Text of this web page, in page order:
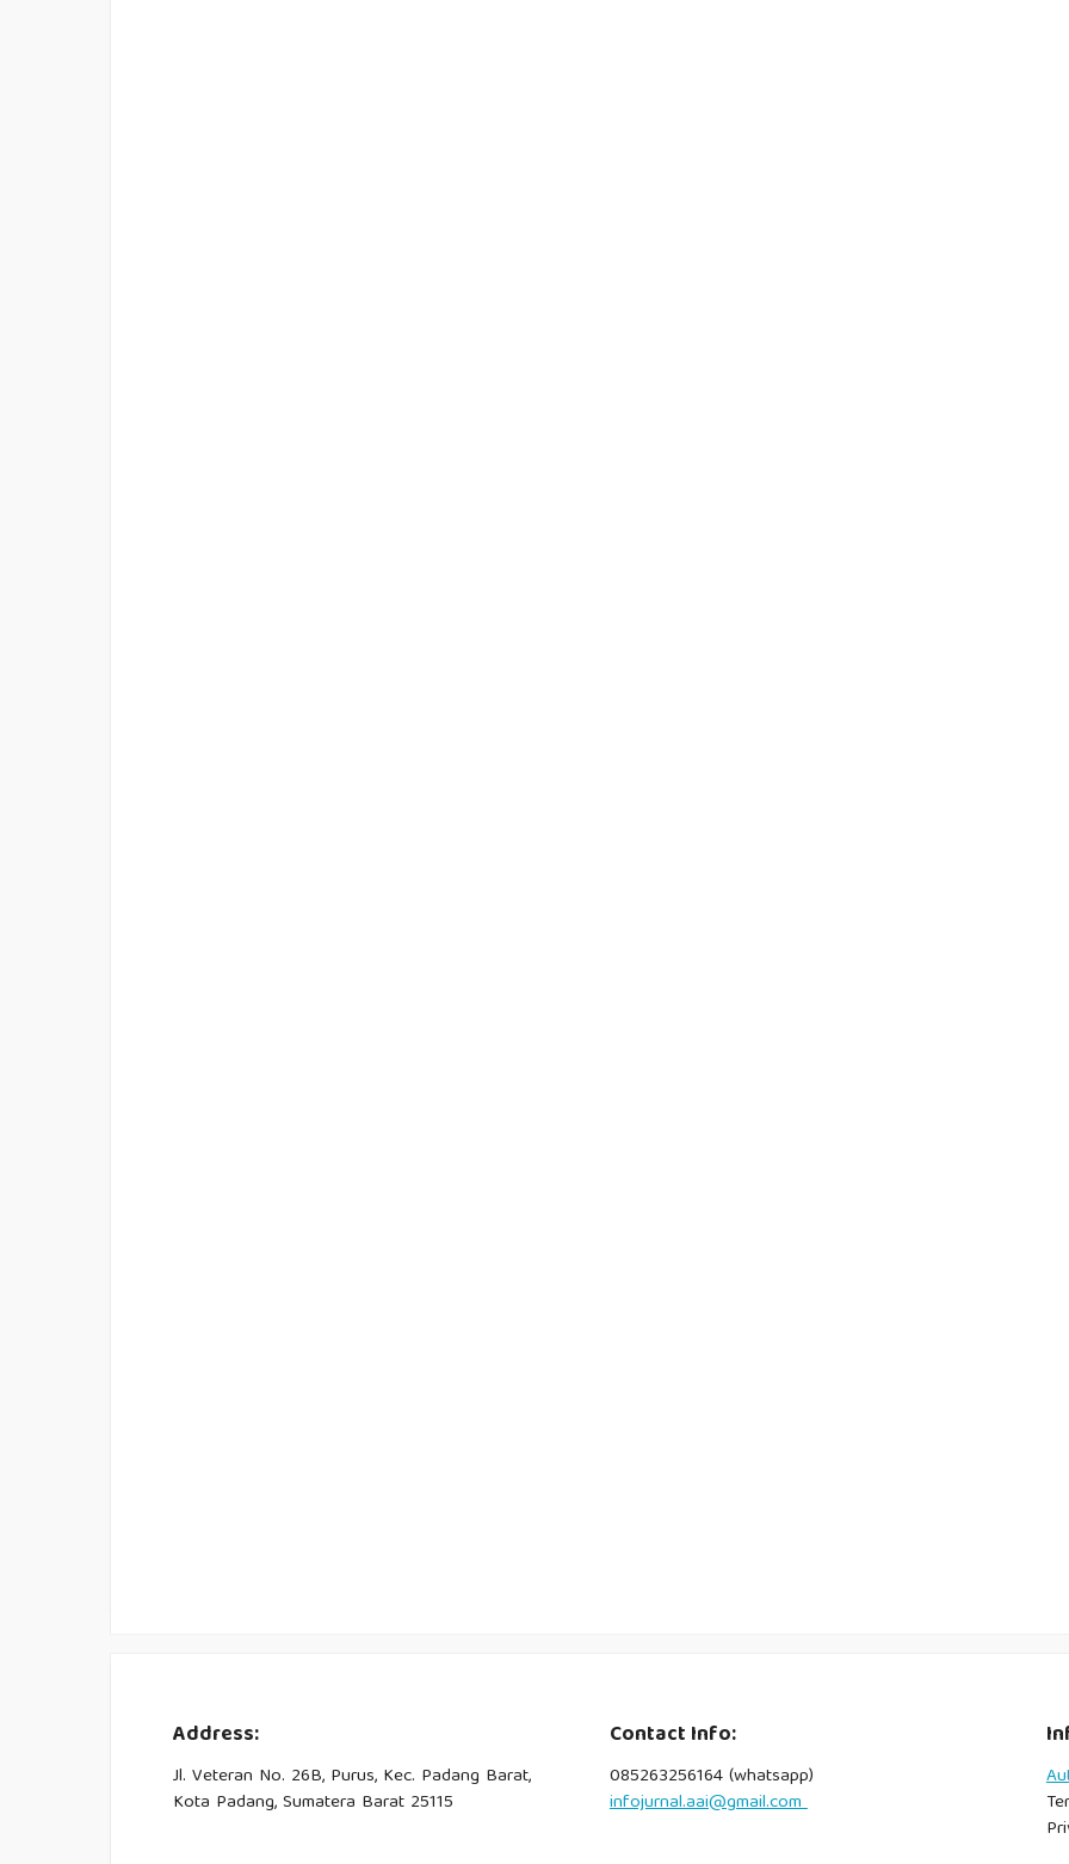
Address:
Jl. Veteran No. 26B, Purus, Kec. Padang Barat,
Kota Padang, Sumatera Barat 25115
Contact Info:
085263256164 (whatsapp)
infojurnal.aai@gmail.com